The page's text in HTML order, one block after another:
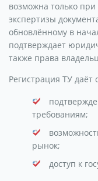
возможна только
экспертизы
обновлённому в
подтверждает
также права
Регистрация ТУ
требованиям;
рынок;
доступ к